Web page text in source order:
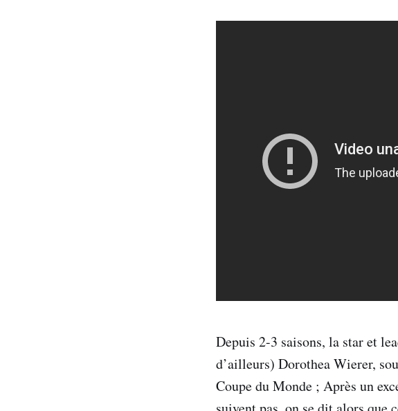
Depuis 2-3 saisons, la star et
d’ailleurs) Dorothea Wierer,
Coupe du Monde ; Après un